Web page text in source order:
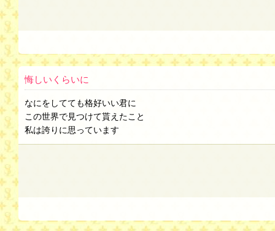
悔しいくらいに
なにをしてても格好いい君に
この世界で見つけて貰えたこと
私は誇りに思っています